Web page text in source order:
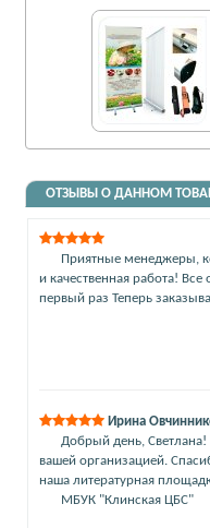
ОТЗЫВЫ О ДАННОМ
Приятные менеджеры,
и качественная работа!
первый раз Теперь
Ирина
Добрый день,
вашей организацией.
наша литературная
МБУК "Клинская ЦБС"